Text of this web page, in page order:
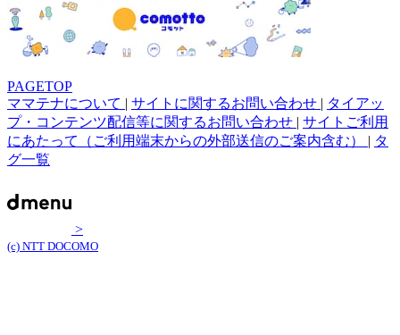
PAGETOP
ママテナについて | サイトに関するお問い合わせ | タイアッ
プ・コンテンツ配信等に関するお問い合わせ | サイトご利用
にあたって（ご利用端末からの外部送信のご案内含む） | タ
グ一覧
>
(c) NTT DOCOMO